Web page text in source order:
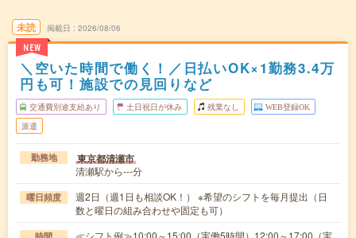
未読
NEW
掲載日 2026/08/06
＼空いた時間で働く！／日払いOK×1勤務3.4万
円も可！施設での見回りなど
交通費別途支給あり 土日祝日が休み 残業なし WEB登録OK
派遣
勤務地 東京都清瀬市
清瀬駅から---分
曜日頻度
週2日（週1日も相談OK！） ※希望のシフトを毎月提出（日
数と曜日の組み合わせや固定も可）
≪シフト例≫10:00～15:00（実働5時間）12:00～17:00（実